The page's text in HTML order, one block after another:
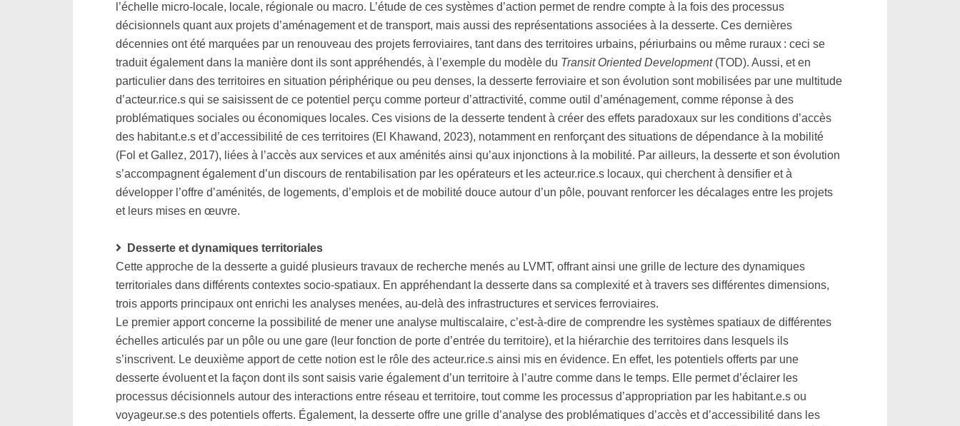
l’échelle micro-locale, locale, régionale ou macro. L’étude de ces systèmes d’action permet de rendre compte à la fois des processus
décisionnels quant aux projets d’aménagement et de transport, mais aussi des représentations associées à la desserte. Ces dernières
décennies ont été marquées par un renouveau des projets ferroviaires, tant dans des territoires urbains, périurbains ou même ruraux : ceci se
traduit également dans la manière dont ils sont appréhendés, à l’exemple du modèle du Transit Oriented Development(TOD). Aussi, et en
particulier dans des territoires en situation périphérique ou peu denses, la desserte ferroviaire et son évolution sont mobilisées par une multitude
d’acteur.rice.s qui se saisissent de ce potentiel perçu comme porteur d’attractivité, comme outil d’aménagement, comme réponse à des
problématiques sociales ou économiques locales. Ces visions de la desserte tendent à créer des effets paradoxaux sur les conditions d’accès
des habitant.e.s et d’accessibilité de ces territoires (El Khawand, 2023), notamment en renforçant des situations de dépendance à la mobilité
(Fol et Gallez, 2017), liées à l’accès aux services et aux aménités ainsi qu’aux injonctions à la mobilité. Par ailleurs, la desserte et son évolution
s’accompagnent également d’un discours de rentabilisation par les opérateurs et les acteur.rice.s locaux, qui cherchent à densifier et à
développer l’offre d’aménités, de logements, d’emplois et de mobilité douce autour d’un pôle, pouvant renforcer les décalages entre les projets
et leurs mises en œuvre.
Desserte et dynamiques territoriales
Cette approche de la desserte a guidé plusieurs travaux de recherche menés au LVMT, offrant ainsi une grille de lecture des dynamiques
territoriales dans différents contextes socio-spatiaux. En appréhendant la desserte dans sa complexité et à travers ses différentes dimensions,
trois apports principaux ont enrichi les analyses menées, au-delà des infrastructures et services ferroviaires.
Le premier apport concerne la possibilité de mener une analyse multiscalaire, c’est-à-dire de comprendre les systèmes spatiaux de différentes
échelles articulés par un pôle ou une gare (leur fonction de porte d’entrée du territoire), et la hiérarchie des territoires dans lesquels ils
s’inscrivent. Le deuxième apport de cette notion est le rôle des acteur.rice.s ainsi mis en évidence. En effet, les potentiels offerts par une
desserte évoluent et la façon dont ils sont saisis varie également d’un territoire à l’autre comme dans le temps. Elle permet d’éclairer les
processus décisionnels autour des interactions entre réseau et territoire, tout comme les processus d’appropriation par les habitant.e.s ou
voyageur.se.s des potentiels offerts. Également, la desserte offre une grille d’analyse des problématiques d’accès et d’accessibilité dans les